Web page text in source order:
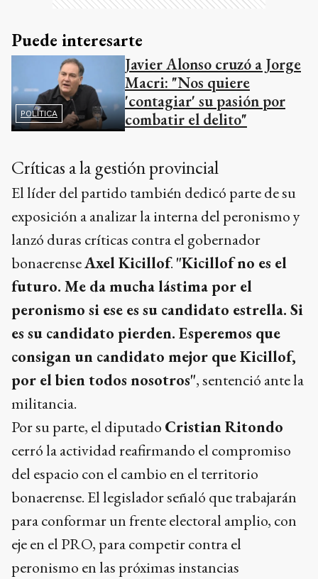
Puede interesarte
POLÍTICA
Javier Alonso cruzó a Jorge
Macri: "Nos quiere
'contagiar' su pasión por
combatir el delito"
Críticas a la gestión provincial
El líder del partido también dedicó parte de su
exposición a analizar la interna del peronismo y
lanzó duras críticas contra el gobernador
bonaerenseAxel Kicillof. "Kicillof no es el
futuro. Me da mucha lástima por el
peronismo si ese es su candidato estrella. Si
es su candidato pierden. Esperemos que
consigan un candidato mejor que Kicillof,
por el bien todos nosotros", sentenció ante la
militancia.
Por su parte, el diputado Cristian Ritondo
cerró la actividad reafirmando el compromiso
del espacio con el cambio en el territorio
bonaerense. El legislador señaló que trabajarán
para conformar un frente electoral amplio, con
eje en el PRO, para competir contra el
peronismo en las próximas instancias